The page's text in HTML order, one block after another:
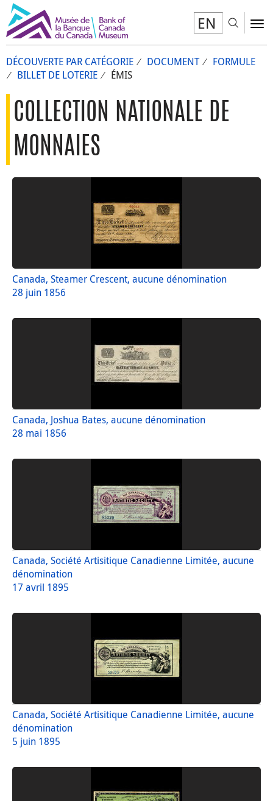
EN
DÉCOUVERTE PAR CATÉGORIE DOCUMENT
FORMULE
BILLET DE LOTERIE
ÉMIS
COLLECTION NATIONALE DE
MONNAIES
Canada, Steamer Crescent, aucune dénomination
28 juin 1856
Canada, Joshua Bates, aucune dénomination
28 mai 1856
Canada, Société Artisitique Canadienne Limitée, aucune
dénomination
17 avril 1895
Canada, Société Artisitique Canadienne Limitée, aucune
dénomination
5 juin 1895